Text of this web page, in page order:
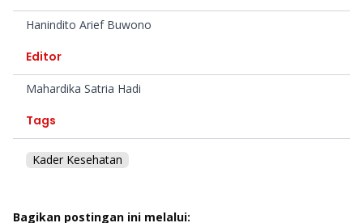
Hanindito Arief Buwono
Editor
Mahardika Satria Hadi
Tags
Kader Kesehatan
Bagikan postingan ini melalui: